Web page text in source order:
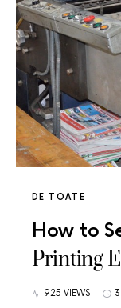
DE TOATE
How to
Printing
925 VIEWS